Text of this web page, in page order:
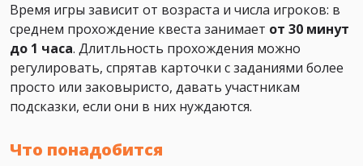
Время игры зависит от возраста и числа игроков: в
среднем прохождение квеста занимает от 30 минут
до 1 часа. Длитльность прохождения можно
регулировать, спрятав карточки с заданиями более
просто или заковыристо, давать участникам
подсказки, если они в них нуждаются.
Что понадобится